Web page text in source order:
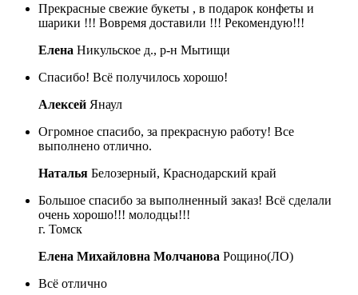
Прекрасные свежие букеты , в подарок конфеты и
шарики !!! Вовремя доставили !!! Рекомендую!!!
Елена Никульское д., р-н Мытищи
Спасибо! Всё получилось хорошо!
Алексей Янаул
Огромное спасибо, за прекрасную работу! Все
выполнено отлично.
Наталья Белозерный, Краснодарский край
Большое спасибо за выполненный заказ! Всё сделали
очень хорошо!!! молодцы!!!
г. Томск
Елена Михайловна Молчанова Рощино(ЛО)
Всё отлично